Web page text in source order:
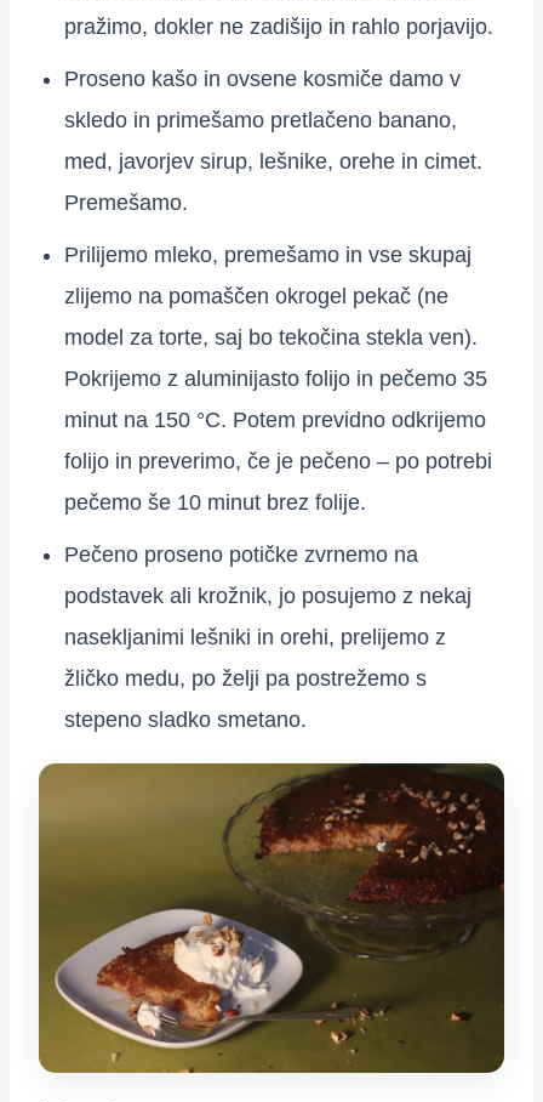
pražimo, dokler ne zadišijo in rahlo porjavijo.
Proseno kašo in ovsene kosmiče damo v
skledo in primešamo pretlačeno banano,
med, javorjev sirup, lešnike, orehe in cimet.
Premešamo.
Prilijemo mleko, premešamo in vse skupaj
zlijemo na pomaščen okrogel pekač (ne
model za torte, saj bo tekočina stekla ven).
Pokrijemo z aluminijasto folijo in pečemo 35
minut na 150 °C. Potem previdno odkrijemo
folijo in preverimo, če je pečeno – po potrebi
pečemo še 10 minut brez folije.
Pečeno proseno potičke zvrnemo na
podstavek ali krožnik, jo posujemo z nekaj
nasekljanimi lešniki in orehi, prelijemo z
žličko medu, po želji pa postrežemo s
stepeno sladko smetano.